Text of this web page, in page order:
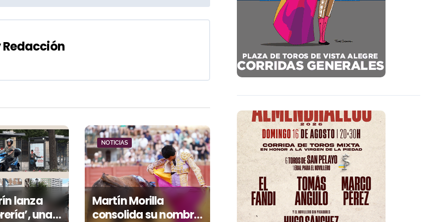
Redacción
lanza
una
NOTICIAS
Martín Morilla
consolida su nombre